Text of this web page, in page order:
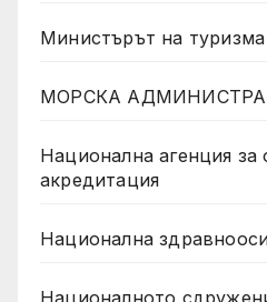
Министърът на туризма
МОРСКА
Национална агенция за
акредитация
Национална
Националното